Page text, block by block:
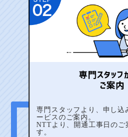
専門スタッフより、申し込
ービスのご案内。
NTTより、開通工事日のご
す。